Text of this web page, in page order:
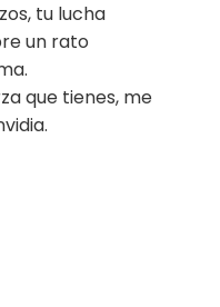
tu lucha
un rato
que tienes, me